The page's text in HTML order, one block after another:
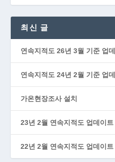
최신 글
연속지적도 26년 3월 기준 업
연속지적도 24년 2월 기준 업
가온현장조사 설치
23년 2월 연속지적도 업데이트
22년 2월 연속지적도 업데이트